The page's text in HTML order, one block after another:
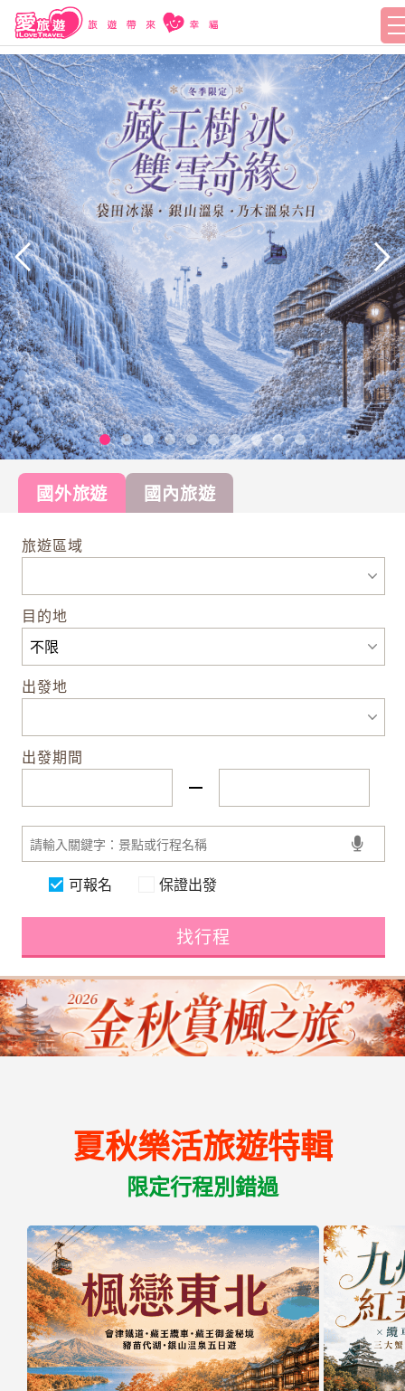
國外旅遊 國內旅遊
旅遊區域
目的地
出發地
出發期間
可報名 保證出發
找行程
夏秋樂活旅遊特輯
限定行程別錯過